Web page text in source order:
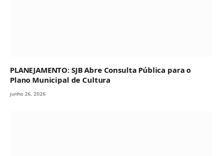
PLANEJAMENTO: SJB Abre Consulta Pública para o
Plano Municipal de Cultura
junho 26, 2026